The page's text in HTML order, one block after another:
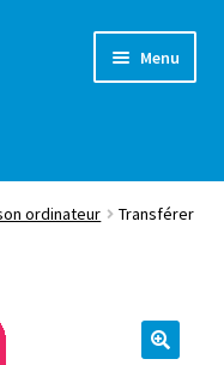
Menu
ordinateur
Transférer